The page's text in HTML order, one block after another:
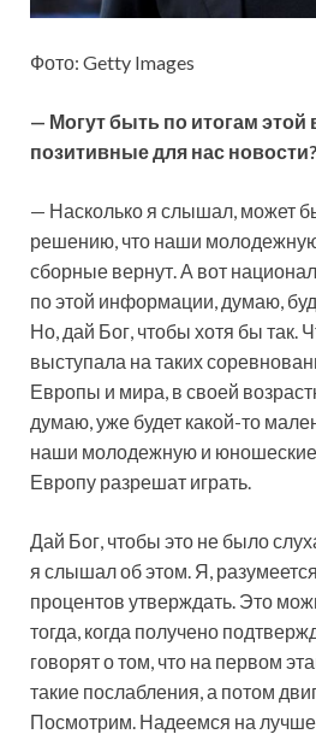
Фото: Getty Images
— Могут быть по итогам этой
позитивные для нас новости?
— Насколько я слышал, может
решению, что наши
сборные вернут. А вот
по этой информации, думаю,
Но, дай Бог, чтобы хотя бы
выступала на таких
Европы и мира, в своей
думаю, уже будет какой-то
наши молодежную и юношеские
Европу разрешат играть.
Дай Бог, чтобы это не было
я слышал об этом. Я,
процентов утверждать. Это
тогда, когда получено
говорят о том, что на первом
такие послабления, а потом
Посмотрим. Надеемся на